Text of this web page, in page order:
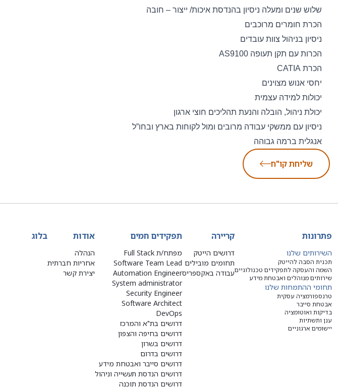
שלוש שנים ומעלה ניסיון בהנדסת איכות/ ייצור – חובה
הכרת חומרים מרוכבים
ניסיון בניהול צוות עובדים
הכרות עם תקן תעופה AS9100
הכרת CATIA
יחסי אנוש מצוינים
יכולות למידה עצמית
יכולת ניהול, הובלה והנעת תהליכים חוצי ארגון
ניסיון עם ממשקי עבודה מרובים ומול לקוחות בארץ ובחו”ל
אנגלית ברמה גבוהה
שליחת קו"ח
פתרונות
השירותים שלנו
תכנית הסבה להייטק
השמה והעסקה לתפקידים טכנולוגיים
שירותים מנוהלים ואבטחת מידע
תחומי ההתמחות שלנו
טרנספורמציה עסקית
אבטחת סייבר
בדיקות ואוטומציה
ענן ותשתיות
יישומים ארגוניים
קריירה
דרושים הייטק
תחומים מובילים
עבודה באקספריס
תפקידים חמים
מפתח/ת Full Stack
Software Team Lead
Automation Engineer
System administrator
Security Engineer
Software Architect
DevOps
דרושים בת"א והמרכז
דרושים בחיפה והצפון
דרושים בשרון
דרושים בדרום
דרושים סייבר ואבטחת מידע
דרושים הנדסת תעשייה וניהול
דרושים הנדסת תוכנה
אודות
הנהלה
אחריות חברתית
יצירת קשר
בלוג